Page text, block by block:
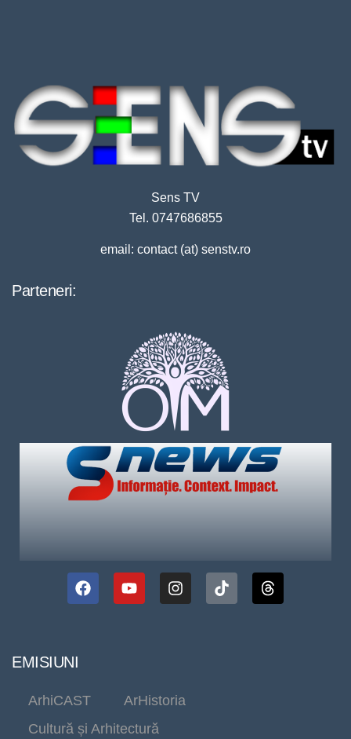
Sens TV
Tel. 0747686855
email: contact (at) senstv.ro
Parteneri:
EMISIUNI
ArhiCAST
ArHistoria
Cultură și Arhitectură